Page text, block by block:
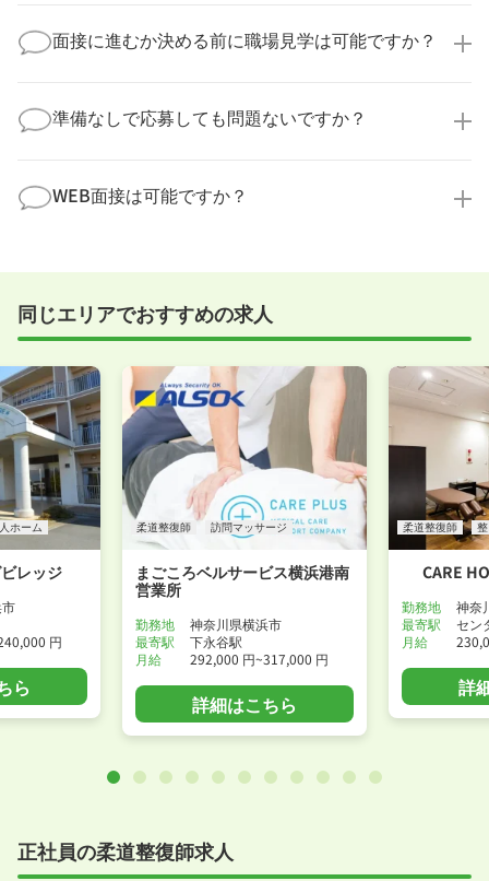
してお答えいたします。
勤務体制や職場の雰囲気、研修制度など、どんな小さ
す！
面接に進むか決める前に職場見学は可能ですか？
積極的に受け入れています。実際の職場環境や働く人
の様子を見ることで、より安心してご判断いただけま
ださい！
準備なしで応募しても問題ないですか？
まで、一からサポートいたします。「転職を考え始め
たばかり」「何から始めればいいか分からない」とい
WEB面接は可能ですか？
すめしていますが、企業様によってはWEB面接を導入
事前に確認することは可能ですので、お気軽にお申し
付けください！
同じエリアでおすすめの求人
ホーム
レッジ
円
ら
柔道整復師 訪問マッサージ
まごころベルサービス横浜港南
営業所
勤務地
神奈川県横浜市
最寄駅
下永谷駅
月給
292,000 円~317,000 円
詳細はこちら
柔道整復師
CARE
勤務地
神奈
最寄駅
セン
月給
詳
正社員の柔道整復師求人